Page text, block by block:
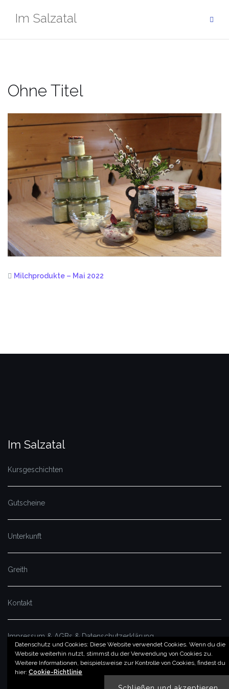
InhaltIm Salzatal
Ohne Titel
Milchprodukte – Mai 2022
Datenschutz und Cookies: Diese Website verwendet Cookies. Wenn du die
Website weiterhin nutzt, stimmst du der Verwendung von Cookies zu.
Weitere Informationen, beispielsweise zur Kontrolle von Cookies, findest du
hier: Cookie-Richtlinie
Im Salzatal
Kursgeschichten
Gutscheine
Unterkunft
Greith
Kontakt
Impressum & AGBs & Datenschutzerklärung
© by imSalzatal.at